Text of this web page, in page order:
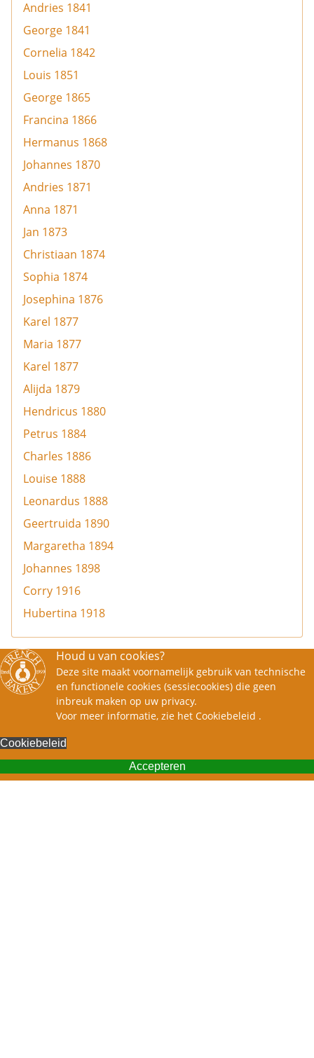
Andries 1841
George 1841
Cornelia 1842
Louis 1851
George 1865
Francina 1866
Hermanus 1868
Johannes 1870
Andries 1871
Anna 1871
Jan 1873
Christiaan 1874
Sophia 1874
Josephina 1876
Karel 1877
Maria 1877
Karel 1877
Alijda 1879
Hendricus 1880
Petrus 1884
Charles 1886
Louise 1888
Leonardus 1888
Geertruida 1890
Margaretha 1894
Johannes 1898
Corry 1916
Hubertina 1918
Houd u van cookies?
Deze site maakt voornamelijk gebruik van technische
en functionele cookies (sessiecookies) die geen
inbreuk maken op uw privacy.
Voor meer informatie, zie het Cookiebeleid .
Cookiebeleid
Accepteren